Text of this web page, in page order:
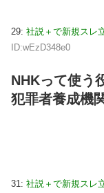
29: 社説＋で新規スレ
ID:wEzD348e0
NHKって使う
犯罪者養成機
31: 社説＋で新規スレ